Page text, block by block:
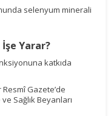
selenyum minerali
Yarar?
katkıda
Gazete’de
Sağlık Beyanları